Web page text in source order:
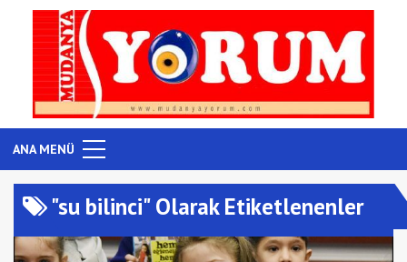
ANA MENÜ
"su bilinci" Olarak Etiketlenenler